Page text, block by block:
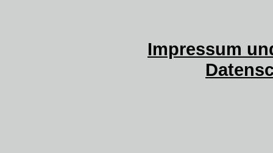
Impressum